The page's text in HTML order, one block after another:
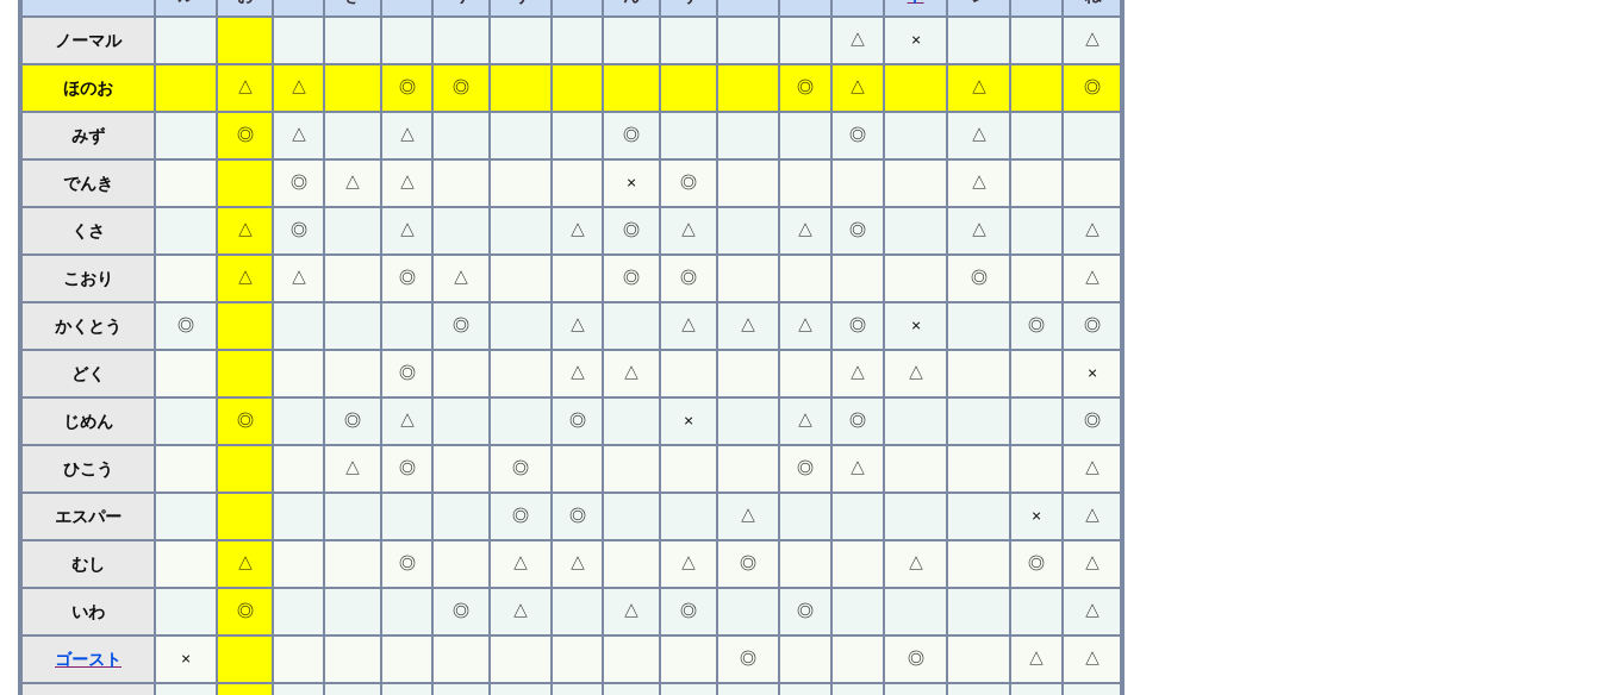
ノーマル △ × △
ほのお △ △ ◎ ◎ ◎ △ △ ◎
みず ◎ △ △ ◎ ◎ △
でんき ◎ △ △ × ◎ △
くさ △ ◎ △ △ ◎ △ △ ◎ △ △
こおり △ △ ◎ △ ◎ ◎ ◎ △
かくとう ◎ ◎ △ △ △ △ ◎ × ◎ ◎
どく ◎ △ △ △ △ ×
じめん ◎ ◎ △ ◎ × △ ◎ ◎
ひこう △ ◎ ◎ ◎ △ △
エスパー ◎ ◎ △ × △
むし △ ◎ △ △ △ ◎ △ ◎ △
いわ ◎ ◎ △ △ ◎ ◎ △
ゴースト × ◎ ◎ △ △